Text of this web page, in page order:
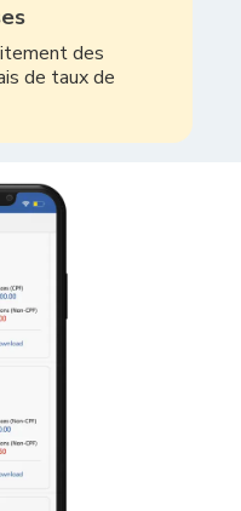
des
de taux de